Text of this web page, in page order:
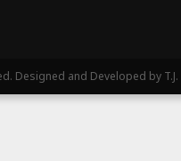
Designed and Developed by T.J.